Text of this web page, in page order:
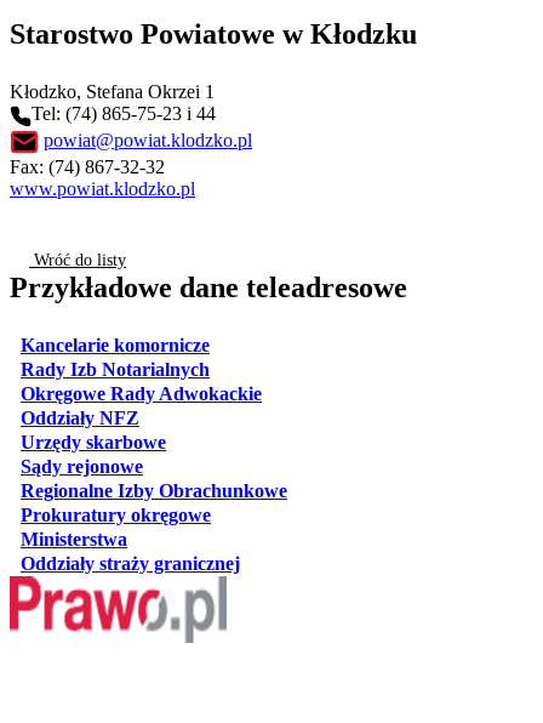
Starostwo Powiatowe w Kłodzku
Kłodzko, Stefana Okrzei 1
Tel: (74) 865-75-23 i 44
powiat@powiat.klodzko.pl
Fax: (74) 867-32-32
www.powiat.klodzko.pl
Wróć do listy
Przykładowe dane teleadresowe
Kancelarie komorniczeotwiera się w nowej karcie
Rady Izb Notarialnych
Okręgowe Rady Adwokackieotwiera się w nowej karcie
Oddziały NFZ
Urzędy skarboweotwiera się w nowej karcie
Sądy rejonoweotwiera się w nowej karcie
Regionalne Izby Obrachunkoweotwiera się w nowej karcie
Prokuratury okręgoweotwiera się w nowej karcie
Ministerstwa
Oddziały straży granicznejotwiera się w nowej karcie